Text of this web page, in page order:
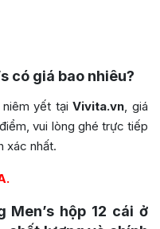
có giá bao nhiêu?
niêm yết tạiVivita.vn, giá
vui lòng ghé trực tiếp
xác nhất.
Men’s hộp 12 cái ở